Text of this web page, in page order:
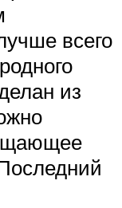
всего
из